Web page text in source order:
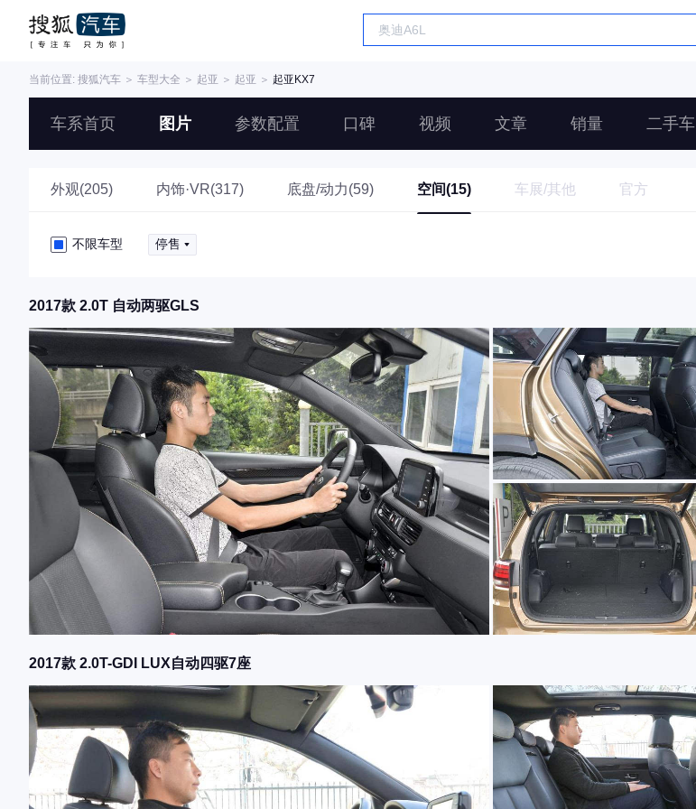
当前位置: 搜狐汽车 ＞ 车型大全 ＞ 起亚 ＞ 起亚 ＞ 起亚KX7
车系首页 图片 参数配置 口碑 视频 文章 销量 二手车
外观(205) 内饰·VR(317) 底盘/动力(59) 空间(15) 车展/其他 官方
不限车型 停售
2017款 2.0T 自动两驱GLS
2017款 2.0T-GDI LUX自动四驱7座